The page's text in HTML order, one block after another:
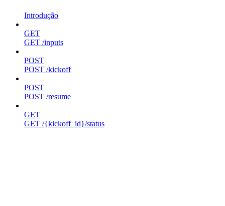
Introdução
GET
GET /inputs
POST
POST /kickoff
POST
POST /resume
GET
GET /{kickoff_id}/status